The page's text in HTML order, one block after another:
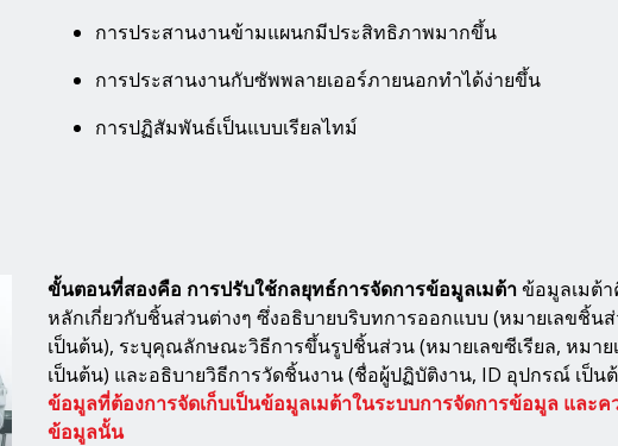
การประสานงานข้ามแผนกมีประสิทธิภาพมากขึ้น
การประสานงานกับซัพพลายเออร์ภายนอกทำได้ง่ายขึ้น
การปฏิสัมพันธ์เป็นแบบเรียลไทม์
ขั้นตอนที่สองคือ การปรับใช้กลยุทธ์การจัดการข้อมูลเมต้าข้อมูลเมต้า
หลักเกี่ยวกับชิ้นส่วนต่างๆ ซึ่งอธิบายบริบทการออกแบบ (หมายเลขชิ้น
เป็นต้น), ระบุคุณลักษณะวิธีการขึ้นรูปชิ้นส่วน (หมายเลขซีเรียล, หมาย
เป็นต้น) และอธิบายวิธีการวัดชิ้นงาน (ชื่อผู้ปฏิบัติงาน, ID อุปกรณ์ เป็น
ข้อมูลที่ต้องการจัดเก็บเป็นข้อมูลเมต้าในระบบการจัดการข้อมูล แล
ข้อมูลนั้น